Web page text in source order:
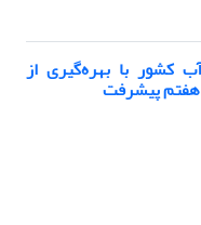
کشور با بهره‌گیری از
هفتم پیشرفت